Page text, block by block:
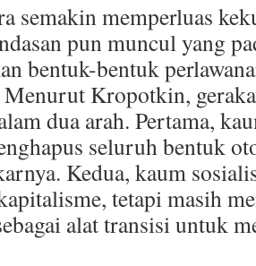
semakin memperluas
pun muncul yang
bentuk-bentuk
Menurut Kropotkin,
dua arah. Pertama,
seluruh bentuk
Kedua, kaum
tetapi masih
alat transisi untuk